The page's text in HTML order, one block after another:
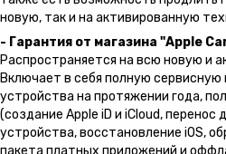
новую, так и на активированную
- Гарантия от магазина "Apple
Распространяется на всю новую и
Включает в себя полную
устройства на протяжении года,
(создание Apple iD и iCloud,
устройства, восстановление iOS,
пакета платных приложений и